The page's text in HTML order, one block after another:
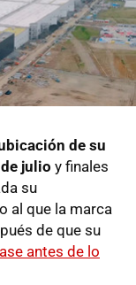
de su
julio y finales
su
al que la marca
de que su
antes de lo